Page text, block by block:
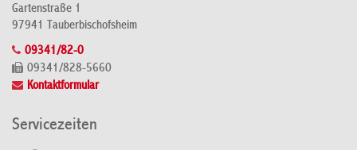
Gartenstraße 1
97941 Tauberbischofsheim
09341/82-0
09341/828-5660
Kontaktformular
Servicezeiten